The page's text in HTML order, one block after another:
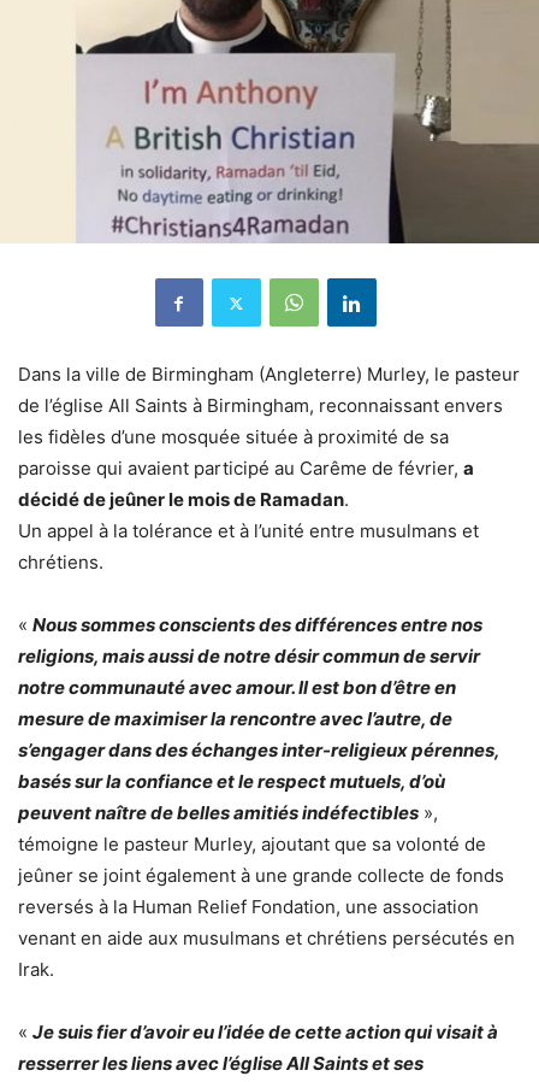
Dans la ville de Birmingham (Angleterre) Murley, le pasteur
de l’église All Saints à Birmingham, reconnaissant envers
les fidèles d’une mosquée située à proximité de sa
paroisse qui avaient participé au Carême de février, a
décidé de jeûner le mois de Ramadan.
Un appel à la tolérance et à l’unité entre musulmans et
chrétiens.
« Nous sommes conscients des différences entre nos
religions, mais aussi de notre désir commun de servir
notre communauté avec amour. Il est bon d’être en
mesure de maximiser la rencontre avec l’autre, de
s’engager dans des échanges inter-religieux pérennes,
basés sur la confiance et le respect mutuels, d’où
peuvent naître de belles amitiés indéfectibles »,
témoigne le pasteur Murley, ajoutant que sa volonté de
jeûner se joint également à une grande collecte de fonds
reversés à la Human Relief Fondation, une association
venant en aide aux musulmans et chrétiens persécutés en
Irak.
« Je suis fier d’avoir eu l’idée de cette action qui visait à
resserrer les liens avec l’église All Saints et ses